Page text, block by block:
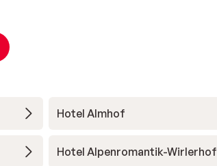
Hotel Almhof
Hotel Alpenromantik-Wirlerhof